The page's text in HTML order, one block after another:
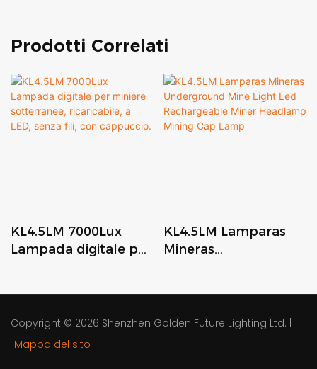
Prodotti Correlati
KL4.5LM 7000Lux
Lampada digitale per
cappuccio.
KL4.5LM Lamparas
Mineras
Headlamp Mining
Copyright © 2026 Shenzhen Golden Future Lighting Ltd.
Mappa del sito